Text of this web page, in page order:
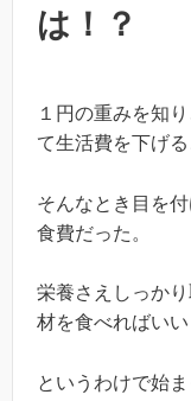
は！？
１円の重みを知
て生活費を下げ
そんなとき目を
食費だった。
栄養さえしっか
材を食べればいい
というわけで始